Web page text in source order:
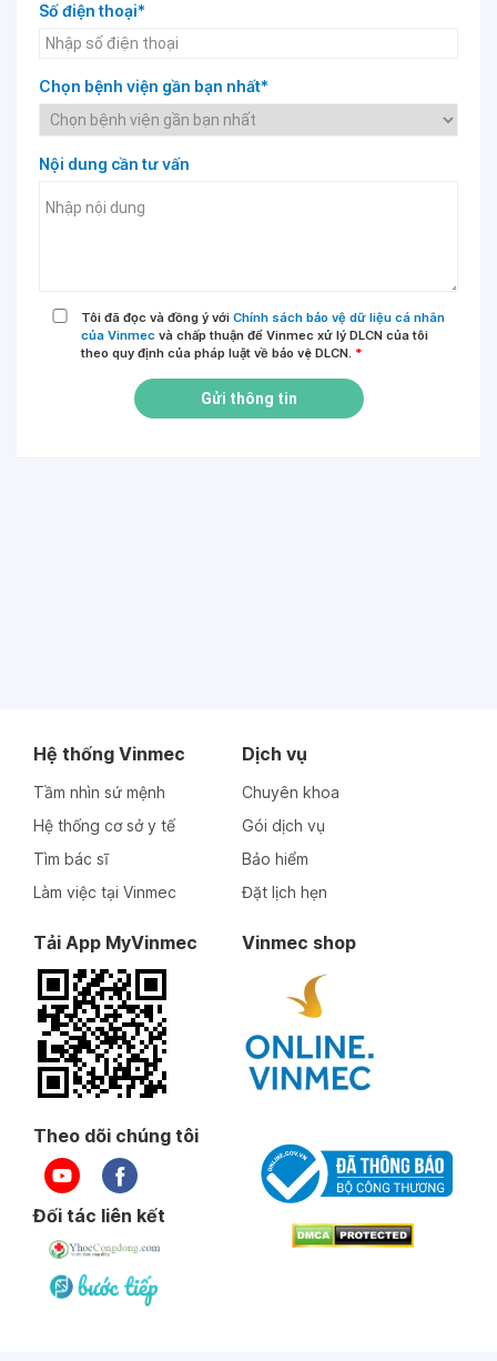
Số điện thoại*
Chọn bệnh viện gần bạn nhất*
Nội dung cần tư vấn
Tôi đã đọc và đồng ý với Chính sách bảo vệ dữ liệu cá nhân
của Vinmec và chấp thuận để Vinmec xử lý DLCN của tôi
theo quy định của pháp luật về bảo vệ DLCN. *
Gửi thông tin
Hệ thống Vinmec
Tầm nhìn sứ mệnh
Hệ thống cơ sở y tế
Tìm bác sĩ
Làm việc tại Vinmec
Dịch vụ
Chuyên khoa
Gói dịch vụ
Bảo hiểm
Đặt lịch hẹn
Tải App MyVinmec Vinmec shop
Theo dõi chúng tôi
Đối tác liên kết